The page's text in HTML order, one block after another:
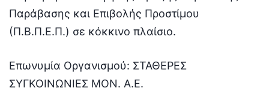
Παράβασης και Επιβολής Προστίμου
(Π.Β.Π.Ε.Π.) σε κόκκινο πλαίσιο.
Επωνυμία Οργανισμού: ΣΤΑΘΕΡΕΣ
ΣΥΓΚΟΙΝΩΝΙΕΣ ΜΟΝ. Α.Ε.